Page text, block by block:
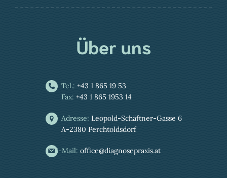
Über uns
Tel.: +43 1 865 19 53
Fax: +43 1 865 1953 14
Adresse: Leopold-Schäftner-Gasse 6
A-2380 Perchtoldsdorf
E-Mail: office@diagnosepraxis.at